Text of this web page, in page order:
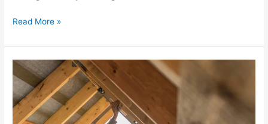
Read More »
Cari
Bahan
Bangunan
Awet?
Ini